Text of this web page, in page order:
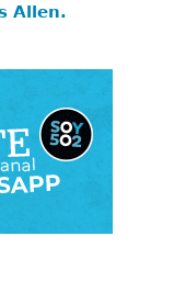
Allen.